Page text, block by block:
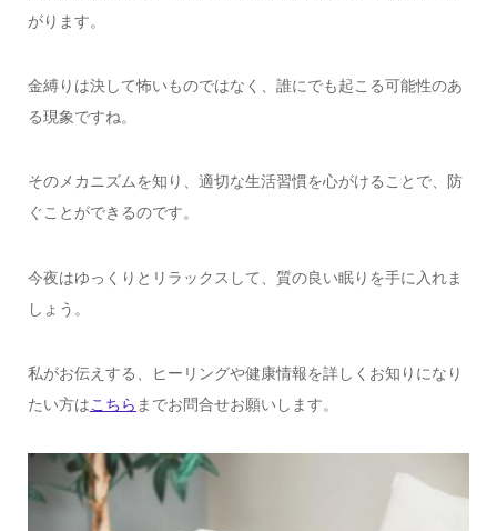
がります。
金縛りは決して怖いものではなく、誰にでも起こる可能性のあ
る現象ですね。
そのメカニズムを知り、適切な生活習慣を心がけることで、防
ぐことができるのです。
今夜はゆっくりとリラックスして、質の良い眠りを手に入れま
しょう。
私がお伝えする、ヒーリングや健康情報を詳しくお知りになり
たい方はこちら までお問合せお願いします。